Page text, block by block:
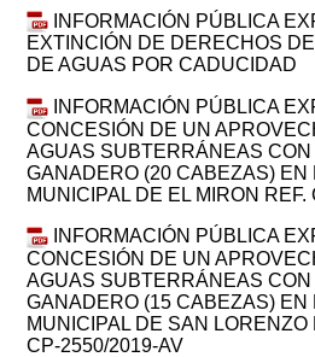
INFORMACIÓN PÚBLICA
EXTINCIÓN DE DERECHOS
DE AGUAS POR CADUCIDAD
INFORMACIÓN PÚBLICA
CONCESIÓN DE UN
AGUAS SUBTERRÁNEAS
GANADERO (20 CABEZAS) EN
MUNICIPAL DE EL MIRON
INFORMACIÓN PÚBLICA
CONCESIÓN DE UN
AGUAS SUBTERRÁNEAS
GANADERO (15 CABEZAS) EN
MUNICIPAL DE SAN LORENZO
CP-2550/2019-AV